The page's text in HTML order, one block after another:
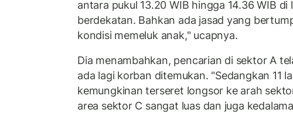
antara pukul 13.20 WIB hingga 14.36 WIB di
berdekatan. Bahkan ada jasad yang
kondisi memeluk anak," ucapnya.
Dia menambahkan, pencarian di sektor A
ada lagi korban ditemukan. "Sedangkan 11
kemungkinan terseret longsor ke arah
area sektor C sangat luas dan juga